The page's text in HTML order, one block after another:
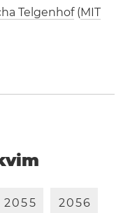
Telgenhof(MIT
2055 2056